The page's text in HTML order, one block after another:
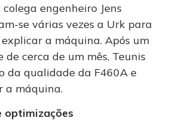
engenheiro Jens
se várias vezes a Urk para
a máquina. Após um
de cerca de um mês, Teunis
da qualidade da F460A e
a máquina.
optimizações